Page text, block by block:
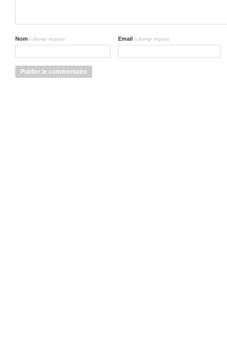
Nom (champ requis) Email (champ requis)